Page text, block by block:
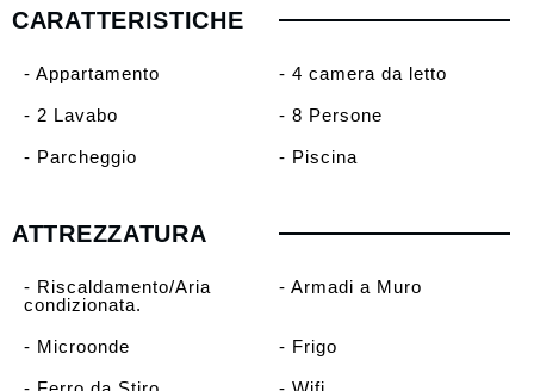
CARATTERISTICHE
- Appartamento - 4 camera da letto
- 2 Lavabo - 8 Persone
- Parcheggio - Piscina
ATTREZZATURA
- Riscaldamento/Aria
condizionata.
- Armadi a Muro
- Microonde - Frigo